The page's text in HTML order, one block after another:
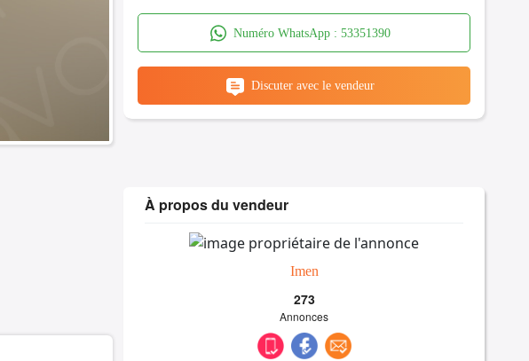
Numéro WhatsApp :53351390
Discuter avec le vendeur
À propos du vendeur
Imen
273
Annonces